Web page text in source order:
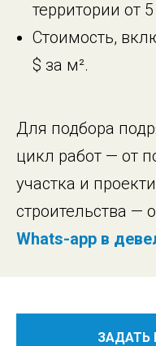
территории от
Стоимость,
$ за м².
Для подбора
цикл работ — от
участка и
строительства —
Whats-app в
ЗАДАТЬ